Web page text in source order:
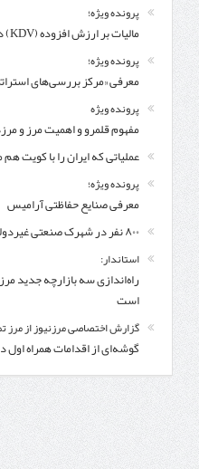
پرونده ویژه؛
مالیات بر ارزش افزوده (KDV) در ترکیه
پرونده ویژه؛
معرفی «مرکز بررسی‌های
پرونده ویژه
مفهوم قلمرو و اهمیت مرز و
عملیاتی که ایران را با کویت
پرونده ویژه؛
معرفی صنایع حفاظتی آرامیس
۸۰۰ نفر در شهرک صنعتی غیردولتی حدید مبتکران اردبیل اشتغال یافتند
استاندار:
راه‌اندازی سه بازارچه جدید
است
گزارش اختصاصی مرزنیوز از مرز
گوشه‌ای از اقدامات همراه